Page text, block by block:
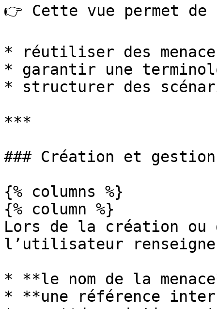
👉 Cette vue permet
* réutiliser des
* garantir une
* structurer des
***
### Création et gestion
{% columns %}
{% column %}
Lors de la création ou
l’utilisateur
* **le nom de la
* **une référence